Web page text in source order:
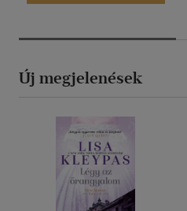
Új megjelenések